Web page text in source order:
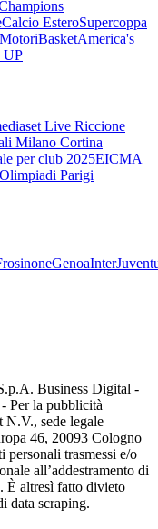
Calcio EsteroSupercoppa
BasketAmerica's
UP
Live Riccione
Milano Cortina
per club 2025EICMA
Olimpiadi Parigi
GenoaInter
Business Digital -
Per la pubblicità
sede legale
46, 20093 Cologno
personali trasmessi e/o
all’addestramento di
È altresì fatto divieto
data scraping.